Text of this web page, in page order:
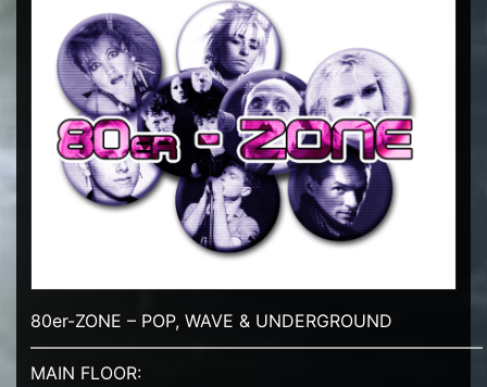
80er-ZONE – POP, WAVE & UNDERGROUND
——————————————————————————
MAIN FLOOR: